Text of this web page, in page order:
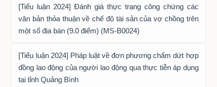
[Tiểu luận 2024] Đánh giá thực trạng công chứng các
văn bản thỏa thuận về chế độ tài sản của vợ chồng trên
một số địa bàn (9.0 điểm) (MS-B0024)
[Tiểu luận 2024] Pháp luật về đơn phương chấm dứt hợp
đồng lao động của người lao động qua thực tiễn áp dụng
tại tỉnh Quảng Bình